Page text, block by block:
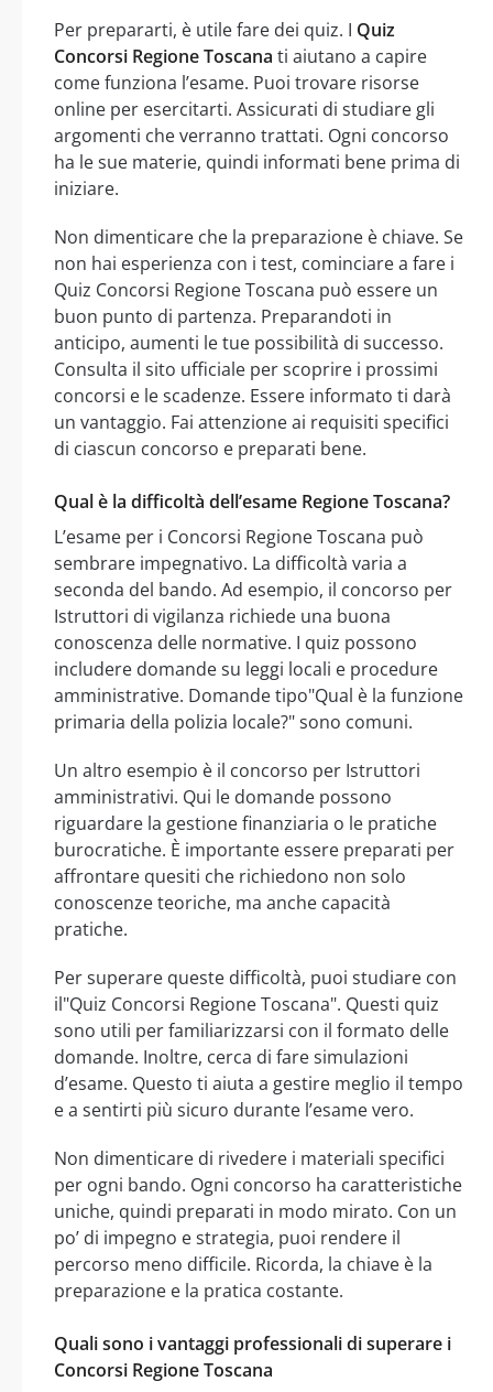
Per prepararti, è utile fare dei quiz. I Quiz
Concorsi Regione Toscana ti aiutano a capire
come funziona l’esame. Puoi trovare risorse
online per esercitarti. Assicurati di studiare gli
argomenti che verranno trattati. Ogni concorso
ha le sue materie, quindi informati bene prima di
iniziare.
Non dimenticare che la preparazione è chiave. Se
non hai esperienza con i test, cominciare a fare i
Quiz Concorsi Regione Toscana può essere un
buon punto di partenza. Preparandoti in
anticipo, aumenti le tue possibilità di successo.
Consulta il sito ufficiale per scoprire i prossimi
concorsi e le scadenze. Essere informato ti darà
un vantaggio. Fai attenzione ai requisiti specifici
di ciascun concorso e preparati bene.
Qual è la difficoltà dell’esame Regione Toscana?
L’esame per i Concorsi Regione Toscana può
sembrare impegnativo. La difficoltà varia a
seconda del bando. Ad esempio, il concorso per
Istruttori di vigilanza richiede una buona
conoscenza delle normative. I quiz possono
includere domande su leggi locali e procedure
amministrative. Domande tipo"Qual è la funzione
primaria della polizia locale?" sono comuni.
Un altro esempio è il concorso per Istruttori
amministrativi. Qui le domande possono
riguardare la gestione finanziaria o le pratiche
burocratiche. È importante essere preparati per
affrontare quesiti che richiedono non solo
conoscenze teoriche, ma anche capacità
pratiche.
Per superare queste difficoltà, puoi studiare con
il"Quiz Concorsi Regione Toscana". Questi quiz
sono utili per familiarizzarsi con il formato delle
domande. Inoltre, cerca di fare simulazioni
d’esame. Questo ti aiuta a gestire meglio il tempo
e a sentirti più sicuro durante l’esame vero.
Non dimenticare di rivedere i materiali specifici
per ogni bando. Ogni concorso ha caratteristiche
uniche, quindi preparati in modo mirato. Con un
po’ di impegno e strategia, puoi rendere il
percorso meno difficile. Ricorda, la chiave è la
preparazione e la pratica costante.
Quali sono i vantaggi professionali di superare i
Concorsi Regione Toscana